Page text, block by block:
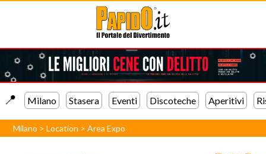
📍️ Milano Stasera Eventi Discoteche Aperitivi
Milano >Location >Area Expo